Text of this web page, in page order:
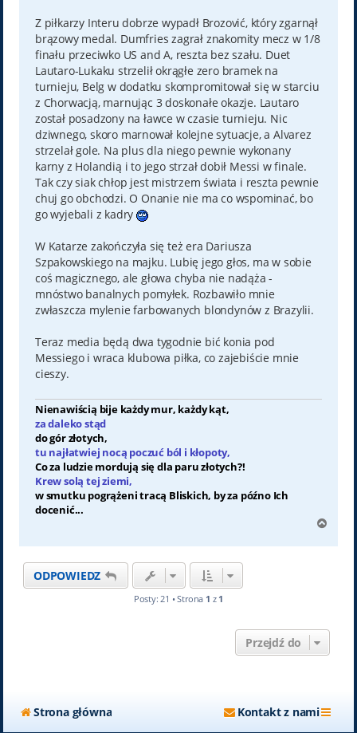
Z piłkarzy Interu dobrze wypadł Brozović, który zgarnął
brązowy medal. Dumfries zagrał znakomity mecz w 1/8
finału przeciwko US and A, reszta bez szału. Duet
Lautaro-Lukaku strzelił okrągłe zero bramek na
turnieju, Belg w dodatku skompromitował się w starciu
z Chorwacją, marnując 3 doskonałe okazje. Lautaro
został posadzony na ławce w czasie turnieju. Nic
dziwnego, skoro marnował kolejne sytuacje, a Alvarez
strzelał gole. Na plus dla niego pewnie wykonany
karny z Holandią i to jego strzał dobił Messi w finale.
Tak czy siak chłop jest mistrzem świata i reszta pewnie
chuj go obchodzi. O Onanie nie ma co wspominać, bo
go wyjebali z kadry
W Katarze zakończyła się też era Dariusza
Szpakowskiego na majku. Lubię jego głos, ma w sobie
coś magicznego, ale głowa chyba nie nadąża -
mnóstwo banalnych pomyłek. Rozbawiło mnie
zwłaszcza mylenie farbowanych blondynów z Brazylii.
Teraz media będą dwa tygodnie bić konia pod
Messiego i wraca klubowa piłka, co zajebiście mnie
cieszy.
Nienawiścią bije każdy mur, każdy kąt,
za daleko stąd
do gór złotych,
tu najłatwiej nocą poczuć ból i kłopoty,
Co za ludzie mordują się dla paru złotych?!
Krew solą tej ziemi,
w smutku pogrążeni tracą Bliskich, by za późno Ich
docenić...
g
ODPOWIEDZ
Posty: 21 • Strona 1 z 1
Przejdź do
Strona główna Kontakt z nami